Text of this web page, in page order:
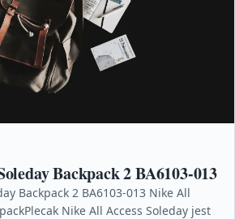
Backpack 2 BA6103-013
Backpack 2 BA6103-013 Nike All
Nike All Access Soleday jest